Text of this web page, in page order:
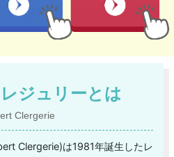
ジュリーとは
Clergerie
Clergerie)は1981年誕生したレ